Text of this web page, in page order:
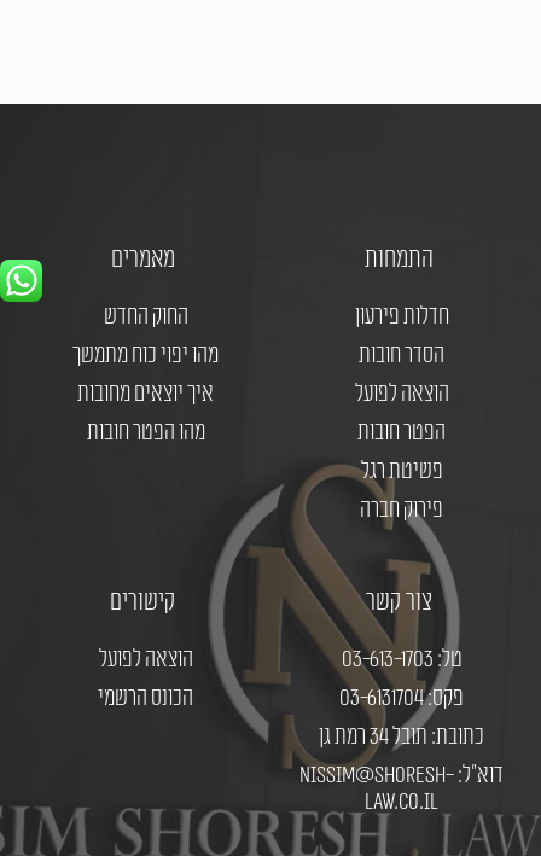
התמחות
חדלות פירעון
הסדר חובות
הוצאה לפועל
הפטר חובות
פשיטת רגל
פירוק חברה
מאמרים
החוק החדש
מהו יפוי כוח מתמשך
איך יוצאים מחובות
מהו הפטר חובות
צור קשר
טל: 03-613-1703
פקס: 03-6131704
כתובת: תובל 34 רמת גן
דוא"ל: nissim@shoresh-
law.co.il
קישורים
הוצאה לפועל
הכונס הרשמי